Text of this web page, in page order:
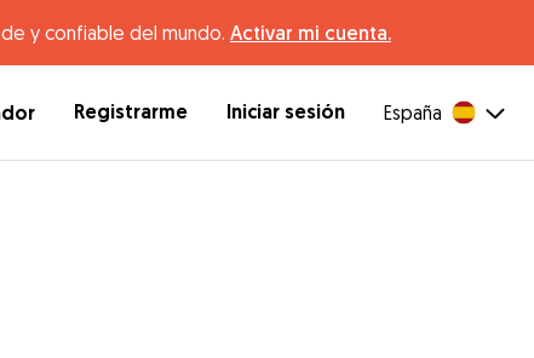
y confiable del mundo. Activar mi cuenta.
Registrarme Iniciar sesión España